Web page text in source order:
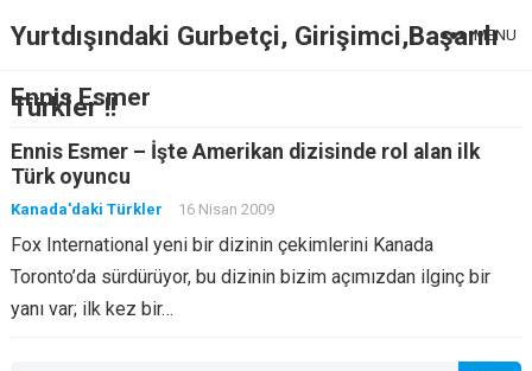
Yurtdışındaki Gurbetçi, Girişimci,Başarılı
Türkler !!
MENU
Ennis Esmer
Ennis Esmer – İşte Amerikan dizisinde rol alan ilk
Türk oyuncu
Kanada'daki Türkler 16 Nisan 2009
Fox International yeni bir dizinin çekimlerini Kanada
Toronto’da sürdürüyor, bu dizinin bizim açımızdan ilginç bir
yanı var; ilk kez bir…